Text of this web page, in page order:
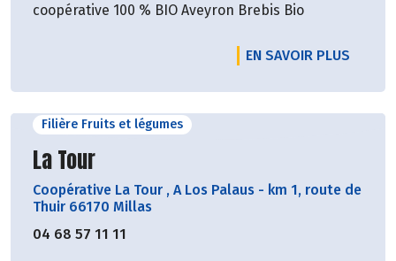
coopérative 100 % BIO Aveyron Brebis Bio
EN SAVOIR PLUS
Filière Fruits et légumes
Découvrir le producteur
La Tour
Coopérative La Tour , A Los Palaus - km 1, route de
Thuir 66170 Millas
04 68 57 11 11